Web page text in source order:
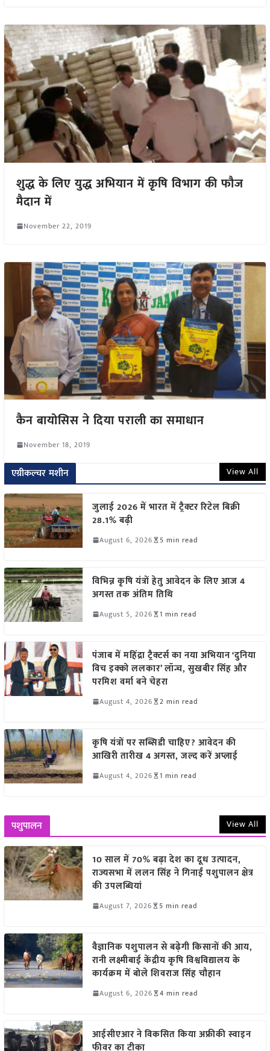
शुद्ध के लिए युद्ध अभियान में कृषि विभाग की फौज
मैदान में
November 22, 2019
कैन बायोसिस ने दिया पराली का समाधान
November 18, 2019
एग्रीकल्चर मशीन View All
जुलाई 2026 में भारत में ट्रैक्टर रिटेल बिक्री
28.1% बढ़ी
August 6, 2026 5 min read
विभिन्न कृषि यंत्रों हेतु आवेदन के लिए आज 4
अगस्त तक अंतिम तिथि
August 5, 2026 1 min read
पंजाब में महिंद्रा ट्रैक्टर्स का नया अभियान ‘दुनिया
विच इक्को ललकार’ लॉन्च, सुखबीर सिंह और
परमिश वर्मा बने चेहरा
August 4, 2026 2 min read
कृषि यंत्रों पर सब्सिडी चाहिए? आवेदन की
आखिरी तारीख 4 अगस्त, जल्द करें अप्लाई
August 4, 2026 1 min read
पशुपालन View All
10 साल में 70% बढ़ा देश का दूध उत्पादन,
राज्यसभा में ललन सिंह ने गिनाईं पशुपालन क्षेत्र
की उपलब्धियां
August 7, 2026 5 min read
वैज्ञानिक पशुपालन से बढ़ेगी किसानों की आय,
रानी लक्ष्मीबाई केंद्रीय कृषि विश्वविद्यालय के
कार्यक्रम में बोले शिवराज सिंह चौहान
August 6, 2026 4 min read
आईसीएआर ने विकसित किया अफ्रीकी स्वाइन
फीवर का टीका